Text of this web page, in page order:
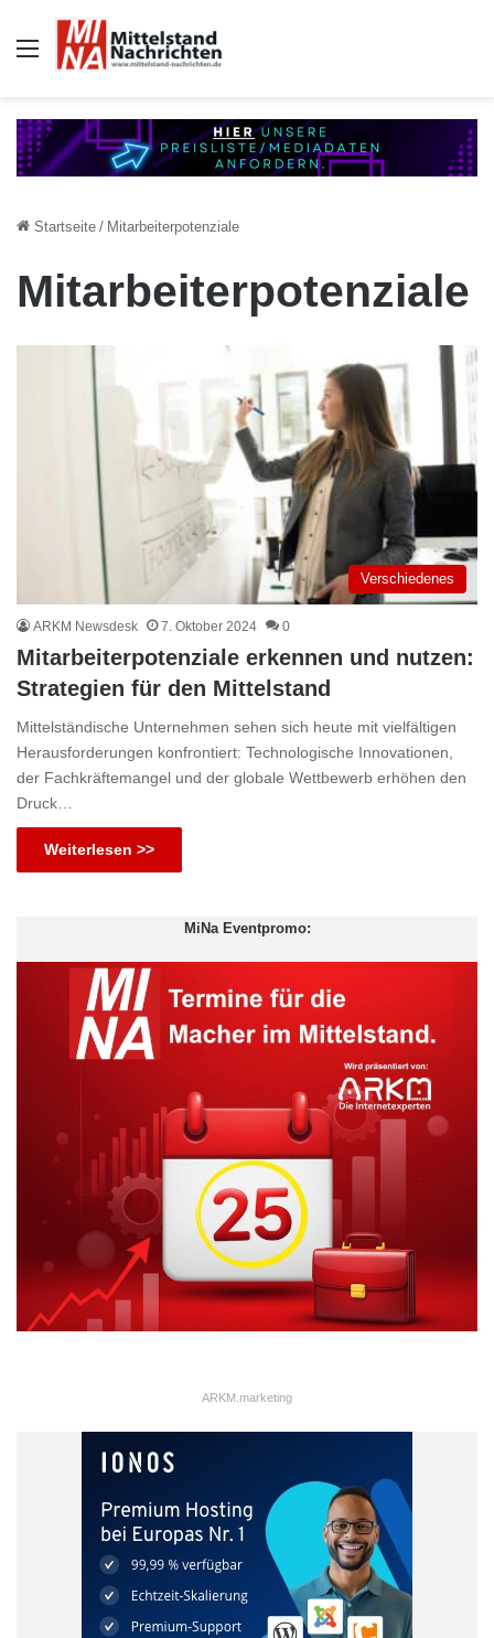
Auswahl
Startseite / Mitarbeiterpotenziale
Mitarbeiterpotenziale
Verschiedenes
ARKM Newsdesk 7. Oktober 2024 0
Mitarbeiterpotenziale erkennen und nutzen:
Strategien für den Mittelstand
Mittelständische Unternehmen sehen sich heute mit vielfältigen
Herausforderungen konfrontiert: Technologische Innovationen,
der Fachkräftemangel und der globale Wettbewerb erhöhen den
Druck…
Weiterlesen >>
MiNa Eventpromo:
ARKM.marketing